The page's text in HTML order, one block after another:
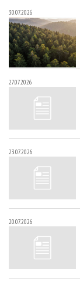
30.07.2026
27.07.2026
23.07.2026
20.07.2026